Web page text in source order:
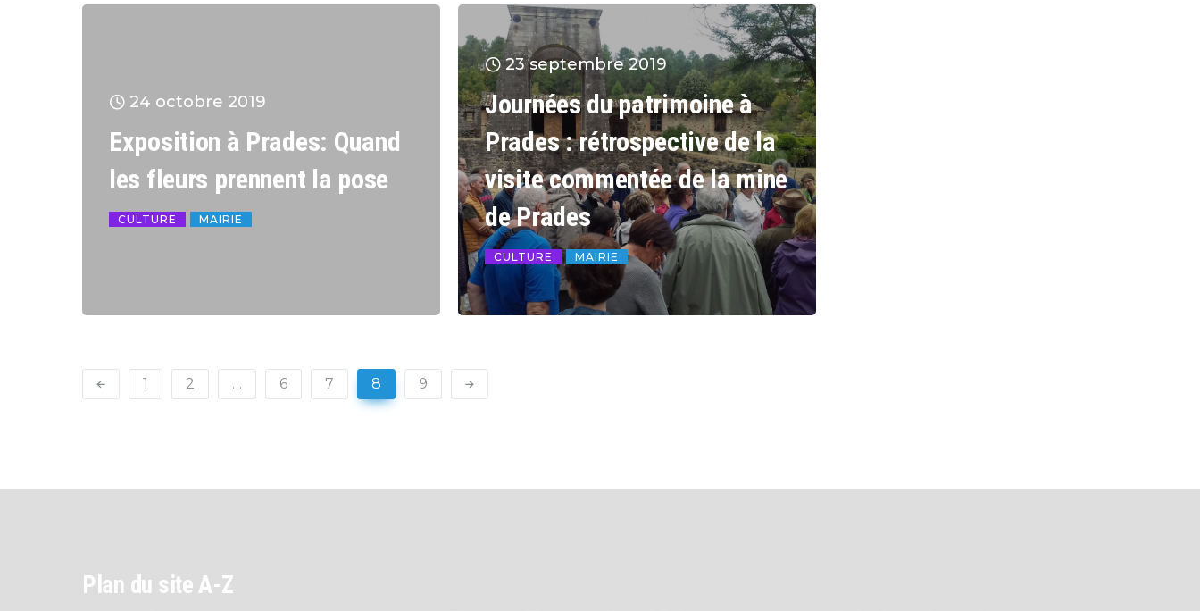
24 octobre 2019
Exposition à Prades: Quand
les fleurs prennent la pose
CULTURE MAIRIE
23 septembre 2019
Journées du patrimoine à
Prades : rétrospective de la
visite commentée de la mine
de Prades
CULTURE MAIRIE
1 2 … 6 7 8 9
Plan du site A-Z